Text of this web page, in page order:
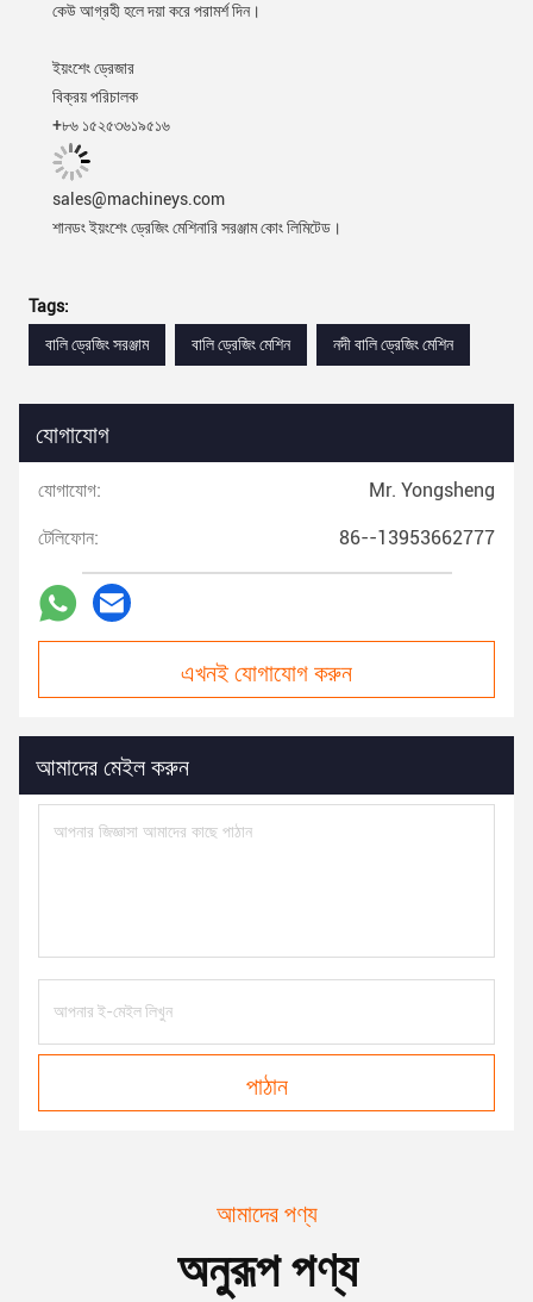
কেউ আগ্রহী হলে দয়া করে পরামর্শ দিন।
ইয়ংশেং ড্রেজার
বিক্রয় পরিচালক
+৮৬ ১৫২৫৩৬১৯৫১৬
sales@machineys.com
শানডং ইয়ংশেং ড্রেজিং মেশিনারি সরঞ্জাম কোং লিমিটেড।
Tags:
বালি ড্রেজিং সরঞ্জাম
বালি ড্রেজিং মেশিন নদী বালি ড্রেজিং মেশিন
যোগাযোগ
যোগাযোগ: Mr. Yongsheng
টেলিফোন: 86--13953662777
এখনই যোগাযোগ করুন
আমাদের মেইল করুন
পাঠান
আমাদের পণ্য
অনুরূপ পণ্য